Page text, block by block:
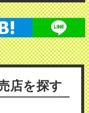
店を探す